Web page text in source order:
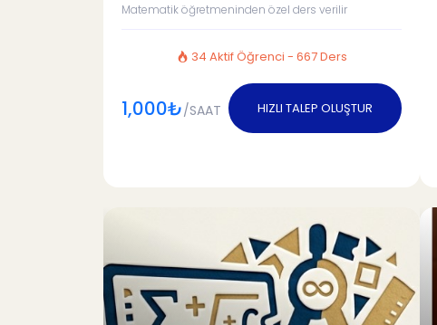
Matematik öğretmeninden özel ders verilir
34 Aktif Öğrenci - 667 Ders
1,000₺/SAAT HIZLI TALEP OLUŞTUR